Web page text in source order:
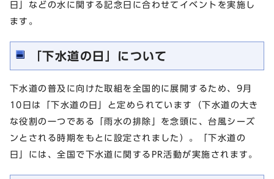
日」などの水に関する記念日に合わせてイベントを実施し
ます。
「下水道の日」について
下水道の普及に向けた取組を全国的に展開するため、9月
10日は「下水道の日」と定められています（下水道の大き
な役割の一つである「雨水の排除」を念頭に、台風シーズ
ンとされる時期をもとに設定されました）。「下水道の
日」には、全国で下水道に関するPR活動が実施されます。